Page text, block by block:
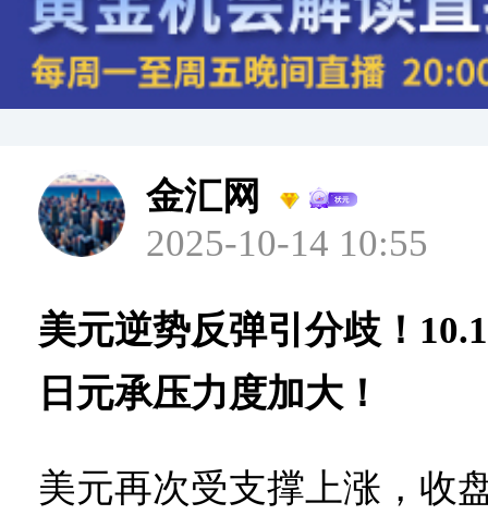
金汇网
2025-10-14 10:55
美元逆势反弹引分歧！
日元承压力度加大！
美元再次受支撑上涨，收